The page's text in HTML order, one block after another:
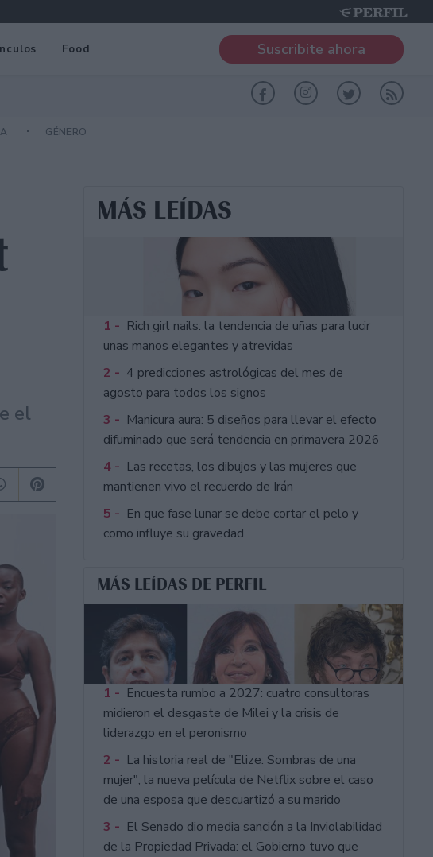
Food Suscribite ahora
GÉNERO
el
MÁS LEÍDAS
1 - Rich girl nails: la tendencia de uñas para lucir
unas manos elegantes y atrevidas
2 - 4 predicciones astrológicas del mes de
agosto para todos los signos
3 - Manicura aura: 5 diseños para llevar el efecto
difuminado que será tendencia en primavera 2026
4 - Las recetas, los dibujos y las mujeres que
mantienen vivo el recuerdo de Irán
5 - En que fase lunar se debe cortar el pelo y
como influye su gravedad
MÁS LEÍDAS DE PERFIL
1 - Encuesta rumbo a 2027: cuatro consultoras
midieron el desgaste de Milei y la crisis de
liderazgo en el peronismo
2 - La historia real de "Elize: Sombras de una
mujer", la nueva película de Netflix sobre el caso
de una esposa que descuartizó a su marido
3 - El Senado dio media sanción a la Inviolabilidad
de la Propiedad Privada: el Gobierno tuvo que